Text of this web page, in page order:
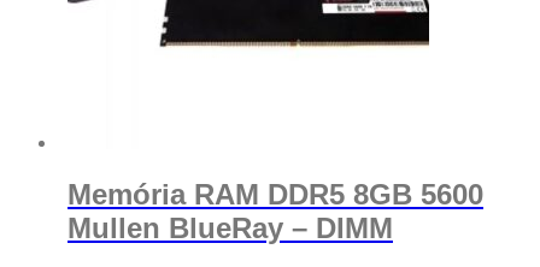
Memória RAM DDR5 8GB 5600
Mullen BlueRay – DIMM